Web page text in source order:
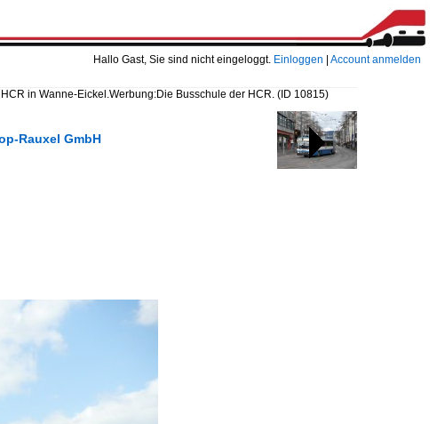
Hallo Gast, Sie sind nicht eingeloggt. Einloggen Account anmelden
in Wanne-Eickel.Werbung:Die Busschule der HCR. (ID 10815)
Rauxel GmbH